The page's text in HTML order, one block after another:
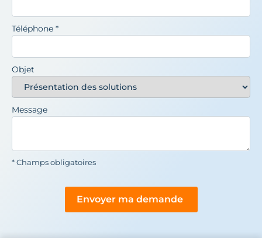
Téléphone *
Objet
Message
* Champs obligatoires
Envoyer ma demande